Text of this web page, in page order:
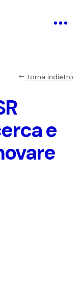
torna indietro
e